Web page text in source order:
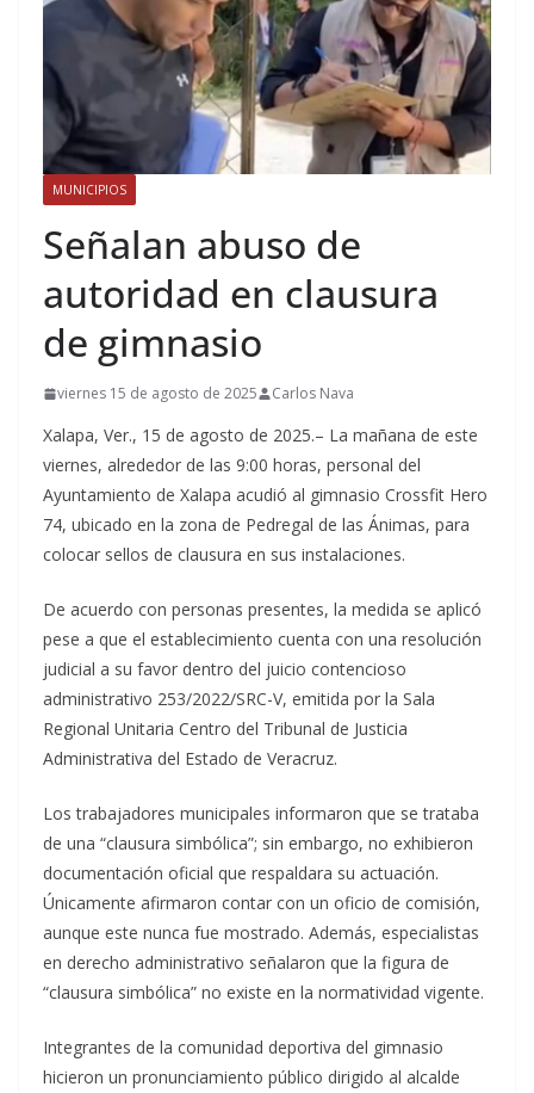
MUNICIPIOS
Señalan abuso de
autoridad en clausura
de gimnasio
viernes 15 de agosto de 2025 Carlos Nava
Xalapa, Ver., 15 de agosto de 2025.– La mañana de este
viernes, alrededor de las 9:00 horas, personal del
Ayuntamiento de Xalapa acudió al gimnasio Crossfit Hero
74, ubicado en la zona de Pedregal de las Ánimas, para
colocar sellos de clausura en sus instalaciones.
De acuerdo con personas presentes, la medida se aplicó
pese a que el establecimiento cuenta con una resolución
judicial a su favor dentro del juicio contencioso
administrativo 253/2022/SRC-V, emitida por la Sala
Regional Unitaria Centro del Tribunal de Justicia
Administrativa del Estado de Veracruz.
Los trabajadores municipales informaron que se trataba
de una “clausura simbólica”; sin embargo, no exhibieron
documentación oficial que respaldara su actuación.
Únicamente afirmaron contar con un oficio de comisión,
aunque este nunca fue mostrado. Además, especialistas
en derecho administrativo señalaron que la figura de
“clausura simbólica” no existe en la normatividad vigente.
Integrantes de la comunidad deportiva del gimnasio
hicieron un pronunciamiento público dirigido al alcalde